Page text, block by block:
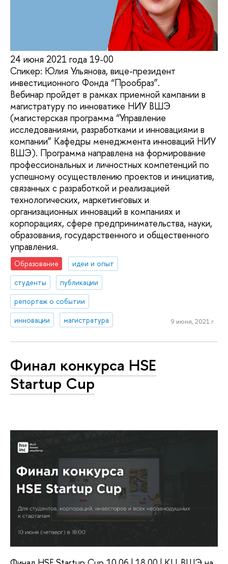
24 июня 2021 года 19-00
Спикер: Юлия Ульянова, вице-президент
инвестиционного Фонда “Прообраз”.
Вебинар пройдет в рамках приемной кампании в
магистратуру по инноватике НИУ ВШЭ
(магистерская программа “Управление
исследованиями, разработками и инновациями в
компании” Кафедры менеджмента инноваций НИУ
ВШЭ). Программа направлена на формирование
профессиональных и личностных компетенций по
успешному осуществлению проектов и инициатив,
связанных с разработкой и реализацией
технологических, маркетинговых и
организационных инноваций в компаниях и
корпорациях, сфере предпринимательства, науки,
образования, государственного и общественного
управления.
Образование
идеи и опыт
студенты
публикации
репортаж о событии
инновации
магистратура 9 июня, 2021 г.
Финал конкурса HSE
Startup Cup